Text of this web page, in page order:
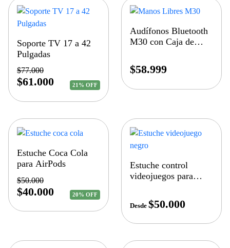
Soporte TV 17 a 42
Pulgadas
$77.000
$61.000 21% OFF
Audífonos Bluetooth
M30 con Caja de
Bateria
$58.999
Estuche Coca Cola
para AirPods
$50.000
$40.000 20% OFF
Estuche control
videojuegos para
Desde$50.000